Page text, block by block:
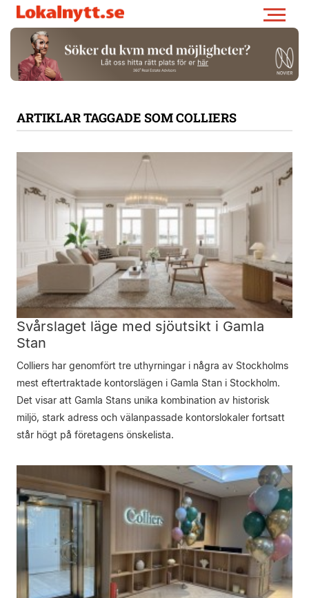
ARTIKLAR TAGGADE SOM COLLIERS
Svårslaget läge med sjöutsikt i Gamla
Stan
Colliers har genomfört tre uthyrningar i några av Stockholms
mest eftertraktade kontorslägen i Gamla Stan i Stockholm.
Det visar att Gamla Stans unika kombination av historisk
miljö, stark adress och välanpassade kontorslokaler fortsatt
står högt på företagens önskelista.